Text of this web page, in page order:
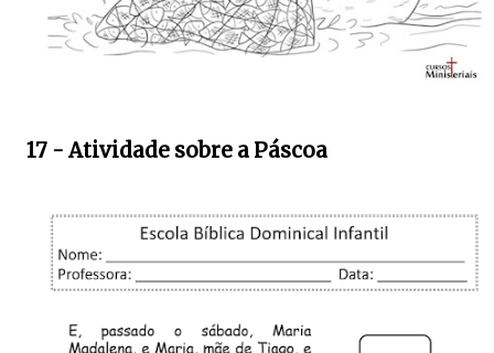
17 - Atividade sobre a Páscoa